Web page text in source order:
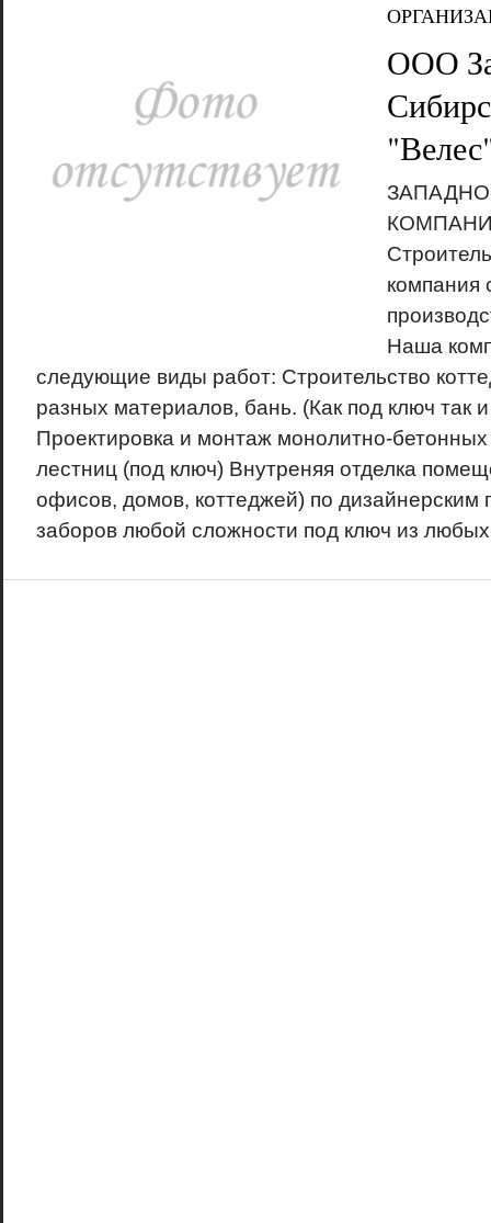
ООО
компания
Наша
следующие виды работ: Строительство
разных материалов, бань. (Как под ключ так
Проектировка и монтаж монолитно-
лестниц (под ключ) Внутреняя отделка
офисов, домов, коттеджей) по дизайнерским
заборов любой сложности под ключ из